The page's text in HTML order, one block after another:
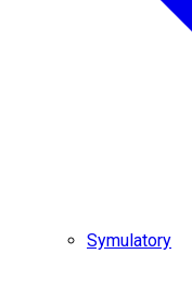
Symulatory